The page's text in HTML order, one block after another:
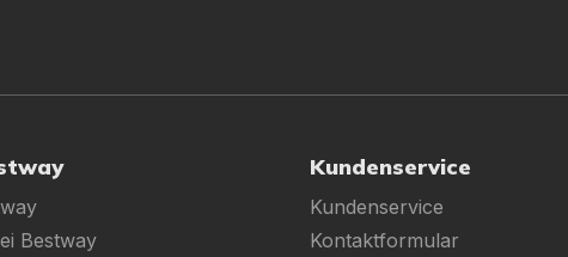
Bestway
Kundenservice
Kundenservice
Kontaktformular